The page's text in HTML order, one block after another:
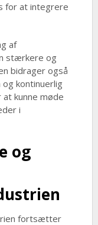
for at integrere
af
stærkere og
bidrager også
kontinuerlig
kunne møde
i
og
fortsætter